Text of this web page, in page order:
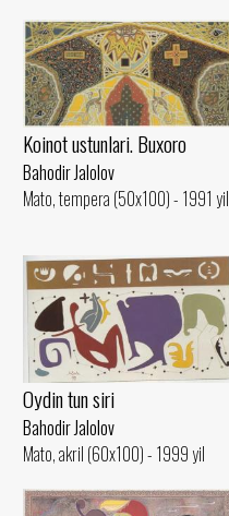
Koinot ustunlari. Buxoro
Bahodir Jalolov
Mato, tempera (50x100) - 1991 yil
Oydin tun siri
Bahodir Jalolov
Mato, akril (60x100) - 1999 yil